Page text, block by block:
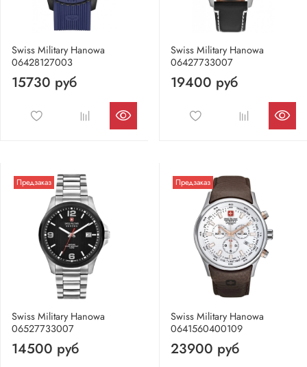
Swiss Military Hanowa
06428127003
15730 руб
Swiss Military Hanowa
06427733007
19400 руб
Предзаказ
Swiss Military Hanowa
06527733007
14500 руб
Предзаказ
Swiss Military Hanowa
0641560400109
23900 руб